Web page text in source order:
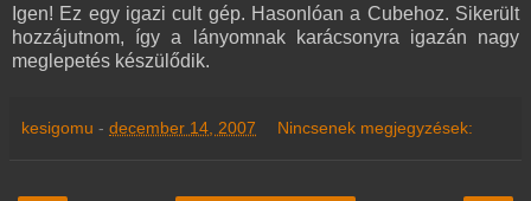
Igen! Ez egy igazi cult gép. Hasonlóan a Cubehoz. Sikerült
hozzájutnom, így a lányomnak karácsonyra igazán nagy
meglepetés készülődik.
kesigomu - december 14, 2007 Nincsenek megjegyzések: